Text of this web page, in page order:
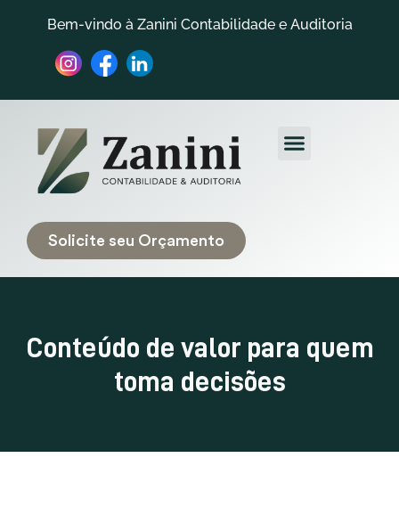
Bem-vindo à Zanini Contabilidade e Auditoria
Solicite seu Orçamento
Conteúdo de valor para quem
toma decisões